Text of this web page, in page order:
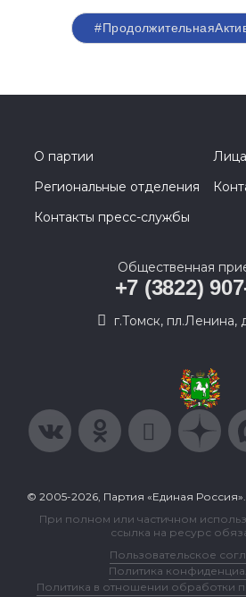
О партии
Региональные отделения
Контакты пресс-службы
Общественная
+7 (3822)
г.Томск, пл.Ленина,
© 2005-2026, Партия «Единая
При полном или частичном
ссылка на ресурс
Пользовательское
Политика
Политика в отношении обработки